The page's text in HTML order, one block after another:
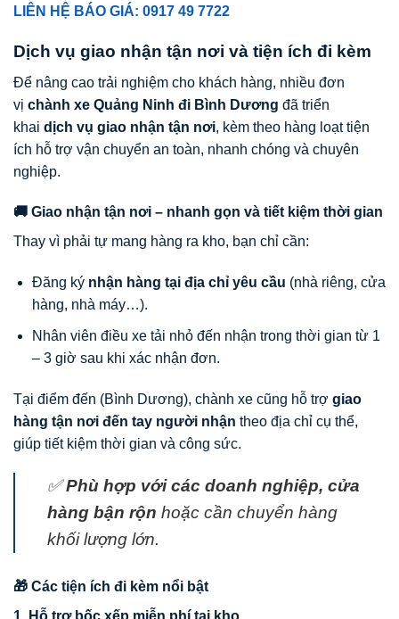
LIÊN HỆ BÁO GIÁ: 0917 49 7722
Dịch vụ giao nhận tận nơi và tiện ích đi kèm
Để nâng cao trải nghiệm cho khách hàng, nhiều đơn
vị chành xe Quảng Ninh đi Bình Dương đã triển
khai dịch vụ giao nhận tận nơi, kèm theo hàng loạt tiện
ích hỗ trợ vận chuyển an toàn, nhanh chóng và chuyên
nghiệp.
🚚 Giao nhận tận nơi – nhanh gọn và tiết kiệm thời gian
Thay vì phải tự mang hàng ra kho, bạn chỉ cần:
Đăng ký nhận hàng tại địa chỉ yêu cầu (nhà riêng, cửa
hàng, nhà máy…).
Nhân viên điều xe tải nhỏ đến nhận trong thời gian từ 1
– 3 giờ sau khi xác nhận đơn.
Tại điểm đến (Bình Dương), chành xe cũng hỗ trợ giao
hàng tận nơi đến tay người nhận theo địa chỉ cụ thể,
giúp tiết kiệm thời gian và công sức.
✅Phù hợp với các doanh nghiệp, cửa
hàng bận rộn hoặc cần chuyển hàng
khối lượng lớn.
🎁 Các tiện ích đi kèm nổi bật